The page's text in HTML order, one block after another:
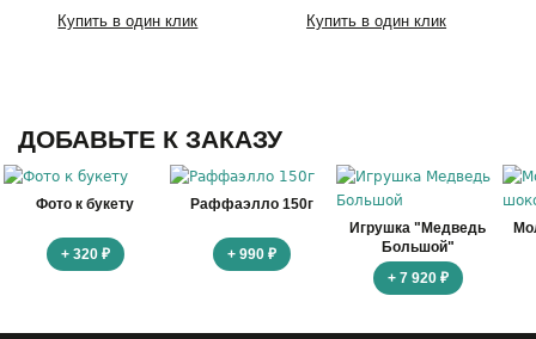
Купить в один клик Купить в один клик
ДОБАВЬТЕ К ЗАКАЗУ
Фото к букету
+ 320 ₽
Раффаэлло 150г
+ 990 ₽
Игрушка "Медведь
Большой"
+ 7 920 ₽